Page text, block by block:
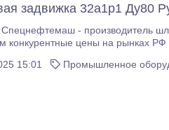
задвижка 32а1р1 Ду80
- производитель
конкурентные цены на рынках
любой регион России и СНГ.
15:01 Промышленное